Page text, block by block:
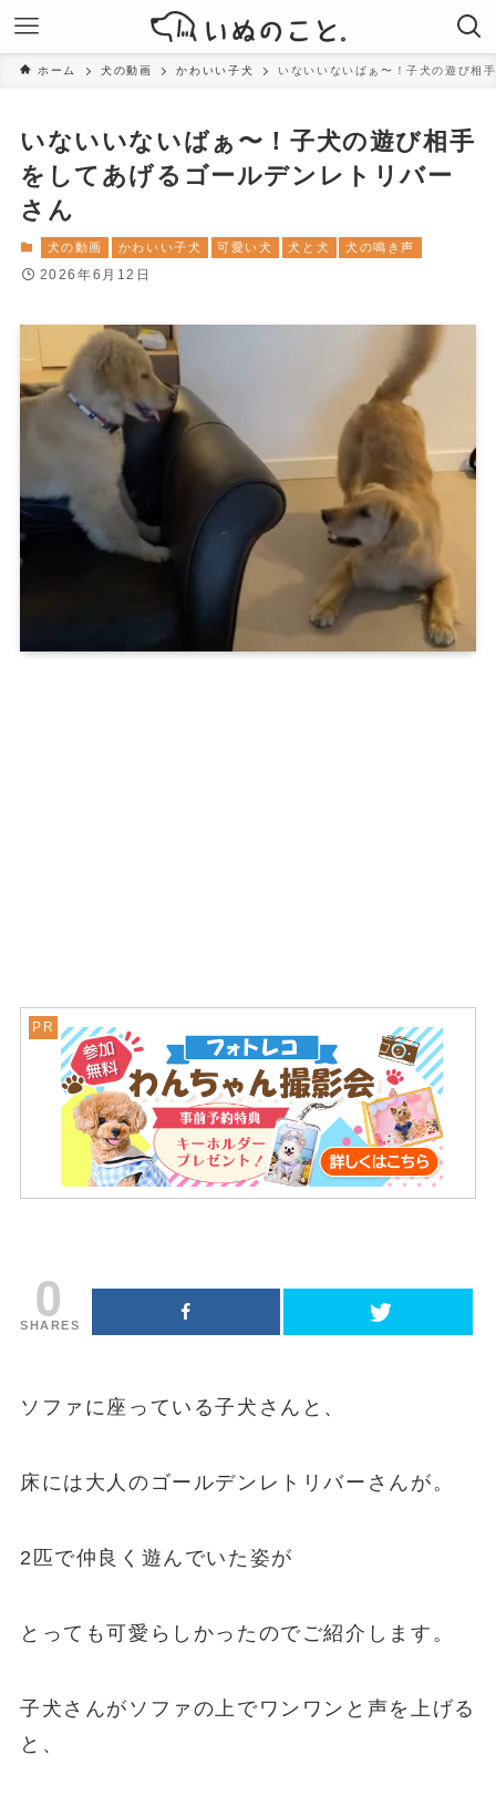
ホーム 犬の動画 かわいい子犬 いないいないばぁ〜！子犬の遊び相
いないいないばぁ〜！子犬の遊び相手
をしてあげるゴールデンレトリバー
さん
犬の動画 かわいい子犬 可愛い犬 犬と犬 犬の鳴き声
2026年6月12日
0
SHARES
ソファに座っている子犬さんと、
床には大人のゴールデンレトリバーさんが。
2匹で仲良く遊んでいた姿が
とっても可愛らしかったのでご紹介します。
子犬さんがソファの上でワンワンと声を上げる
と、